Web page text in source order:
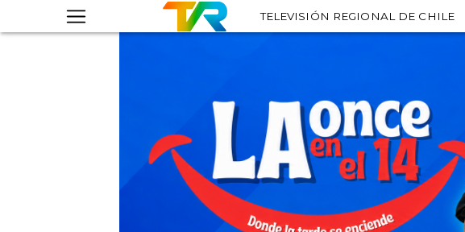
TELEVISIÓN REGIONAL DE CHILE